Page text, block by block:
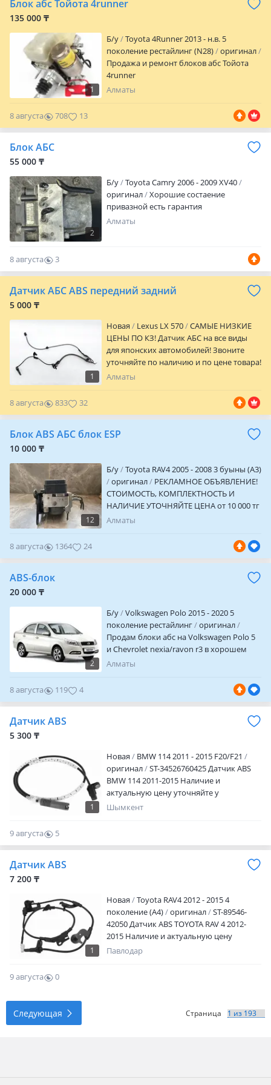
эксплуатации. Гарантия качества и
договорённости. Цена уточняйте по
телефону. Звоните или пишите для
уточнения деталей и проверки
совместимости с вашим автомобилем.
Блок абс Тойота 4runner
135 000 ₸
1
Б/y
Toyota 4Runner 2013 - н.в. 5
поколение рестайлинг (N28)
оригинал
Продажа и ремонт блоков абс Тойота
4runner
Алматы
8 августа 708 13
Блок АБС
55 000 ₸
2
Б/y
Toyota Camry 2006 - 2009 XV40
оригинал
Хорошие состаение
привазной есть гарантия
Алматы
8 августа
3
0
Датчик АБС ABS передний задний
5 000 ₸
1
Новая Lexus LX 570
САМЫЕ НИЗКИЕ
ЦЕНЫ ПО КЗ! Датчик АБС на все виды
для японских автомобилей! Звоните
уточняйте по наличию и по цене товара!
Имеется отправка в любые регионы РК!
Алматы
8 августа 833 32
Блок ABS АБС блок ESP
10 000 ₸
12
Б/y
Toyota RAV4 2005 - 2008 3 буыны (A3)
оригинал
РЕКЛАМНОЕ ОБЪЯВЛЕНИЕ!
СТОИМОСТЬ, КОМПЛЕКТНОСТЬ И
НАЛИЧИЕ УТОЧНЯЙТЕ ЦЕНА от 10 000 тг
Продам блок ABS на Toyota/Lexus
Алматы
8 августа 1364 24
ABS-блок
20 000 ₸
2
Б/y
Volkswagen Polo 2015 - 2020 5
поколение рестайлинг
оригинал
Продам блоки абс на Volkswagen Polo 5
и Chevrolet nexia/ravon r3 в хорошем
состоянии, цену и наличие уточняйте по
nexia/ravon r3 в кузове седан, есть
запчасти по проводке, ходовке, салону,
двигателю а также запчасти по раме, как
звоните или пишите на указанный
номер
Алматы
8 августа 119 4
Датчик ABS
5 300 ₸
1
Новая
BMW 114 2011 - 2015 F20/F21
оригинал
ST-34526760425 Датчик ABS
BMW 114 2011-2015 Наличие и
актуальную цену уточняйте у
менеджера
Шымкент
9 августа
5
0
Датчик ABS
7 200 ₸
1
Новая
Toyota RAV4 2012 - 2015 4
поколение (A4)
оригинал
ST-89546-
42050 Датчик ABS TOYOTA RAV 4 2012-
2015 Наличие и актуальную цену
уточняйте у менеджера
Павлодар
9 августа
0
Следующая Страница